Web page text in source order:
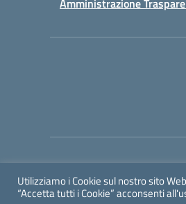
Amministrazione
Utilizziamo i Cookie sul nostro sito
“Accetta tutti i Cookie” acconsenti